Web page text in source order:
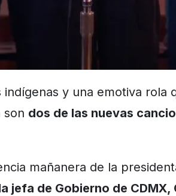
indígenas y una emotiva rola
son dos de las nuevas
mañanera de la
jefa de Gobierno de CDMX,